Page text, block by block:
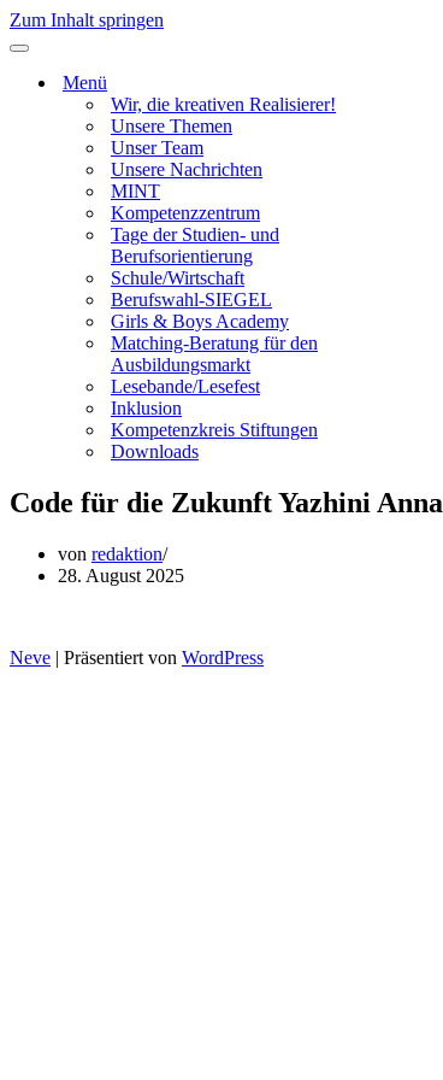
Zum Inhalt springen
Navigationsmenü
Menü
Wir, die kreativen Realisierer!
Unsere Themen
Unser Team
Unsere Nachrichten
MINT
Kompetenzzentrum
Tage der Studien- und
Berufsorientierung
Schule/Wirtschaft
Berufswahl-SIEGEL
Girls & Boys Academy
Matching-Beratung für den
Ausbildungsmarkt
Lesebande/Lesefest
Inklusion
Kompetenzkreis Stiftungen
Downloads
Code für die Zukunft Yazhini Anna
von redaktion
28. August 2025
Neve | Präsentiert von WordPress